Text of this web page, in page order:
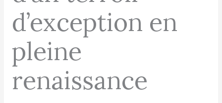
d’exception en
pleine
renaissance